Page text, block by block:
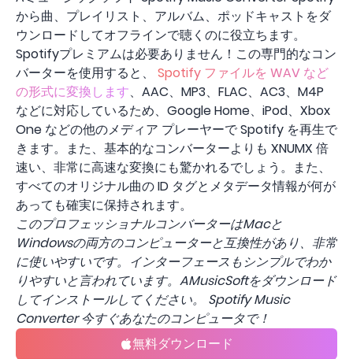
から曲、プレイリスト、アルバム、ポッドキャストをダ
ウンロードしてオフラインで聴くのに役立ちます。
Spotifyプレミアムは必要ありません！この専門的なコン
バーターを使用すると、 Spotify ファイルを WAV など
の形式に変換します、AAC、MP3、FLAC、AC3、M4P
などに対応しているため、Google Home、iPod、Xbox
One などの他のメディア プレーヤーで Spotify を再生で
きます。また、基本的なコンバーターよりも XNUMX 倍
速い、非常に高速な変換にも驚かれるでしょう。また、
すべてのオリジナル曲の ID タグとメタデータ情報が何が
あっても確実に保持されます。
このプロフェッショナルコンバーターはMacと
Windowsの両方のコンピューターと互換性があり、非常
に使いやすいです。インターフェースもシンプルでわか
りやすいと言われています。AMusicSoftをダウンロード
してインストールしてください。 Spotify Music
Converter 今すぐあなたのコンピュータで！
無料ダウンロード